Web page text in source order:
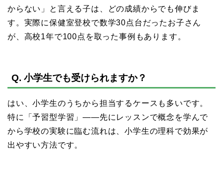
からない」と言える子は、どの成績からでも伸びま
す。実際に保健室登校で数学30点台だったお子さん
が、高校1年で100点を取った事例もあります。
Q. 小学生でも受けられますか？
はい、小学生のうちから担当するケースも多いです。
特に「予習型学習」——先にレッスンで概念を学んで
から学校の実験に臨む流れは、小学生の理科で効果が
出やすい方法です。